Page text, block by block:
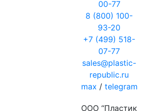
00-77
8 (800) 100-
93-20
+7 (499) 518-
07-77
sales@plastic-
republic.ru
max / telegram
ООО “Пластик